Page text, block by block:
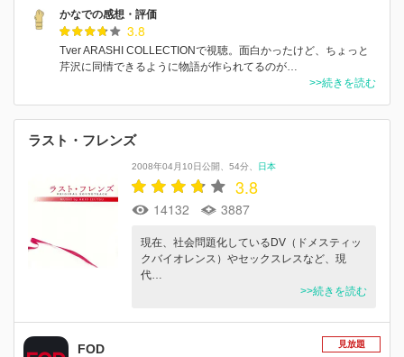
かなでの感想・評価
3.8
Tver ARASHI COLLECTIONで視聴。面白かったけど、ちょっと
芹沢に同情できるように物語が作られてるのが…
>>続きを読む
ラスト・フレンズ
2008年04月10日公開 54分 日本
3.8
14132 3887
現在、社会問題化しているDV（ドメスティッ
クバイオレンス）やセックスレスなど、現
代…
>>続きを読む
FOD 見放題